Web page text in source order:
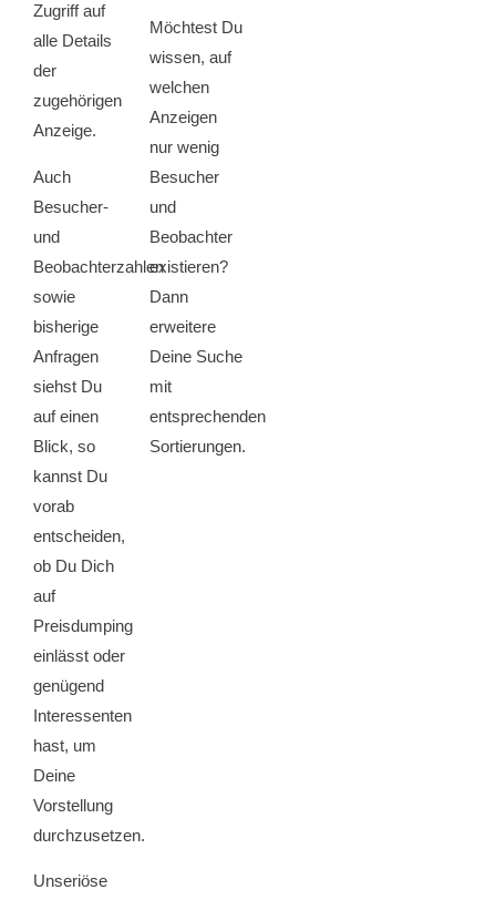
Zugriff auf
alle Details
der
zugehörigen
Anzeige.
Auch
Besucher-
und
Beobachterzahlen
sowie
bisherige
Anfragen
siehst Du
auf einen
Blick, so
kannst Du
vorab
entscheiden,
ob Du Dich
auf
Preisdumping
einlässt oder
genügend
Interessenten
hast, um
Deine
Vorstellung
durchzusetzen.
Unseriöse
Möchtest Du
wissen, auf
welchen
Anzeigen
nur wenig
Besucher
und
Beobachter
existieren?
Dann
erweitere
Deine Suche
mit
entsprechenden
Sortierungen.